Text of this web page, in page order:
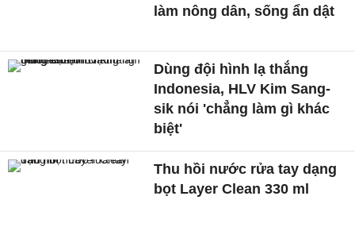
làm nông dân, sống ẩn dật
Dùng đội hình lạ thắng
Indonesia, HLV Kim Sang-
sik nói 'chẳng làm gì khác
biệt'
Thu hồi nước rửa tay dạng
bọt Layer Clean 330 ml